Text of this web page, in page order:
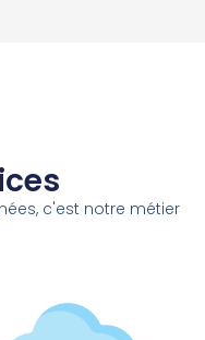
c'est notre métier